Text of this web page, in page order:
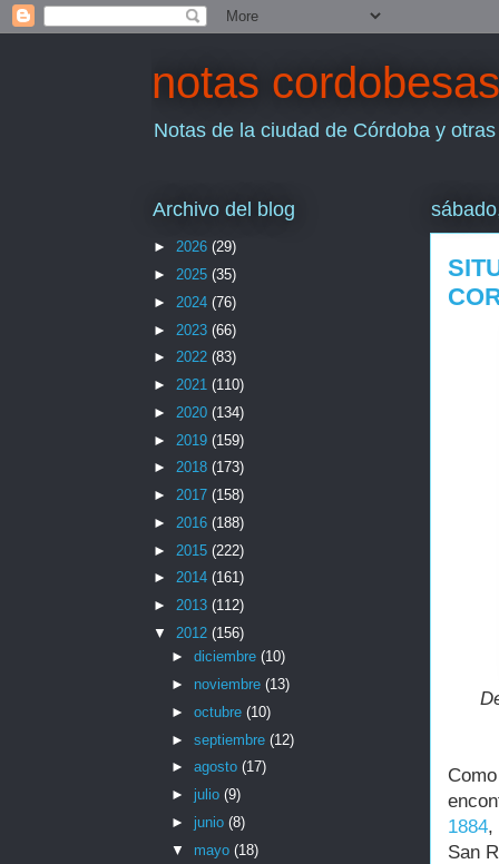
notas cordobesas
Notas de la ciudad de Córdoba y
1884,
San
Archivo del blog
► 2026 (29)
► 2025 (35)
► 2024 (76)
► 2023 (66)
► 2022 (83)
► 2021 (110)
► 2020 (134)
► 2019 (159)
► 2018 (173)
► 2017 (158)
► 2016 (188)
► 2015 (222)
► 2014 (161)
► 2013 (112)
▼ 2012 (156)
► diciembre (10)
► noviembre (13)
► octubre (10)
► septiembre (12)
► agosto (17)
► julio (9)
► junio (8)
▼ mayo (18)